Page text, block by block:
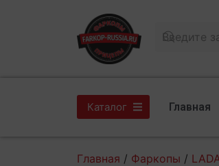
Каталог Главная
Главная / Фаркопы /